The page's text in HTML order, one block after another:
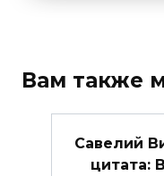
Вам также
Савелий
цитата: